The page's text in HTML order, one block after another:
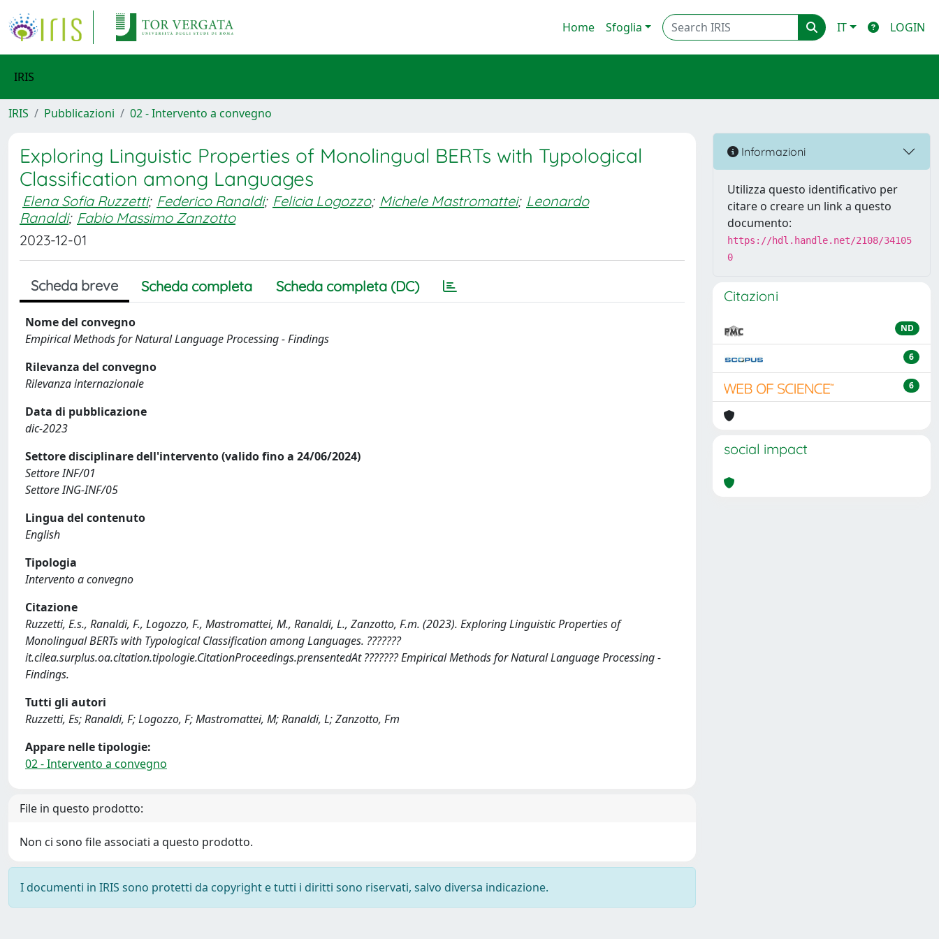
Home Sfoglia IT LOGIN
IRIS
IRIS Pubblicazioni 02 - Intervento a convegno
Exploring Linguistic Properties of Monolingual BERTs with Typological
Classification among Languages
Elena Sofia Ruzzetti; Federico Ranaldi; Felicia Logozzo; Michele Mastromattei; Leonardo
Ranaldi; Fabio Massimo Zanzotto
2023-12-01
Scheda breve Scheda completa Scheda completa (DC)
Nome del convegno
Empirical Methods for Natural Language Processing - Findings
Rilevanza del convegno
Rilevanza internazionale
Data di pubblicazione
dic-2023
Settore disciplinare dell'intervento (valido fino a 24/06/2024)
Settore INF/01
Settore ING-INF/05
Lingua del contenuto
English
Tipologia
Intervento a convegno
Citazione
Ruzzetti, E.s., Ranaldi, F., Logozzo, F., Mastromattei, M., Ranaldi, L., Zanzotto, F.m. (2023). Exploring Linguistic Properties of
Monolingual BERTs with Typological Classification among Languages. ???????
it.cilea.surplus.oa.citation.tipologie.CitationProceedings.prensentedAt ??????? Empirical Methods for Natural Language Processing -
Findings.
Tutti gli autori
Ruzzetti, Es; Ranaldi, F; Logozzo, F; Mastromattei, M; Ranaldi, L; Zanzotto, Fm
Appare nelle tipologie:
02 - Intervento a convegno
File in questo prodotto:
Non ci sono file associati a questo prodotto.
I documenti in IRIS sono protetti da copyright e tutti i diritti sono riservati, salvo diversa indicazione.
Informazioni
Utilizza questo identificativo per
citare o creare un link a questo
documento:
https://hdl.handle.net/2108/34105
0
Citazioni
ND
6
6
social impact